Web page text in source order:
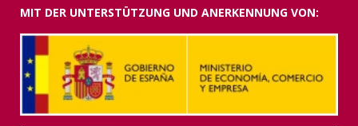
MIT DER UNTERSTÜTZUNG UND ANERKENNUNG VON: